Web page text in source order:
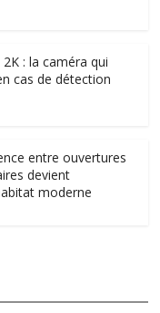
: la caméra qui
cas de détection
entre ouvertures
devient
moderne